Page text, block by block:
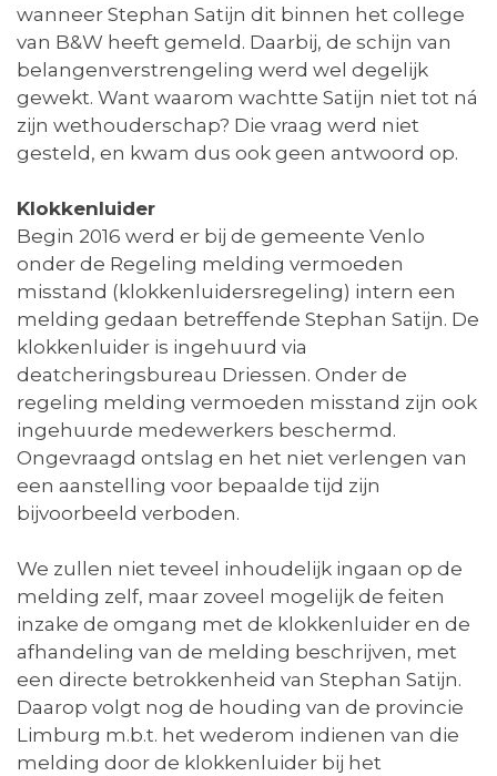
wanneer Stephan Satijn dit binnen het college
van B&W heeft gemeld. Daarbij, de schijn van
belangenverstrengeling werd wel degelijk
gewekt. Want waarom wachtte Satijn niet tot ná
zijn wethouderschap? Die vraag werd niet
gesteld, en kwam dus ook geen antwoord op.
Klokkenluider
Begin 2016 werd er bij de gemeente Venlo
onder de Regeling melding vermoeden
misstand (klokkenluidersregeling) intern een
melding gedaan betreffende Stephan Satijn. De
klokkenluider is ingehuurd via
deatcheringsbureau Driessen. Onder de
regeling melding vermoeden misstand zijn ook
ingehuurde medewerkers beschermd.
Ongevraagd ontslag en het niet verlengen van
een aanstelling voor bepaalde tijd zijn
bijvoorbeeld verboden.
We zullen niet teveel inhoudelijk ingaan op de
melding zelf, maar zoveel mogelijk de feiten
inzake de omgang met de klokkenluider en de
afhandeling van de melding beschrijven, met
een directe betrokkenheid van Stephan Satijn.
Daarop volgt nog de houding van de provincie
Limburg m.b.t. het wederom indienen van die
melding door de klokkenluider bij het